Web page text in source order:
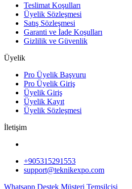
Teslimat Koşulları
Üyelik Sözleşmesi
Satış Sözleşmesi
Garanti ve İade Koşulları
Gizlilik ve Güvenlik
Üyelik
Pro Üyelik Başvuru
Pro Üyelik Giriş
Üyelik Giriş
Üyelik Kayıt
Üyelik Sözleşmesi
İletişim
+905315291553
support@teknikexpo.com
Whatsapp Destek Müşteri Temsilcisi